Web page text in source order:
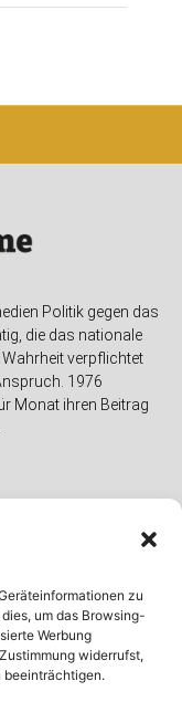
zu
um das Browsing-
Werbung
widerrufst,
beeinträchtigen.
Politik gegen das
die das nationale
verpflichtet
1976
Monat ihren Beitrag
Rechtliches
Rechtliche Hinweise
Impressum
Datenschutzerklärung